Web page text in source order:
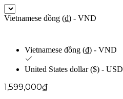
Vietnamese đồng (₫) - VND
Vietnamese đồng (₫) - VND
United States dollar ($) - USD
1,599,000₫